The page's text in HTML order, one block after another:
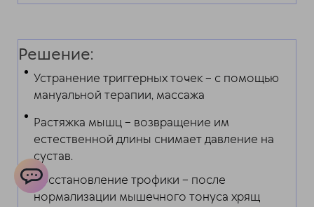
Решение:
Устранение триггерных точек – с помощью
мануальной терапии, массажа
Растяжка мышц – возвращение им
естественной длины снимает давление на
сустав.
Восстановление трофики – после
нормализации мышечного тонуса хрящ
ChatApp